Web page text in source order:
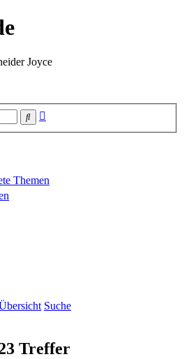
Joyce
Suche
Themen
Suche
Treffer